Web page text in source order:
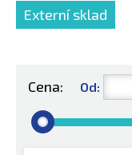
Externí sklad
Cena: Od: